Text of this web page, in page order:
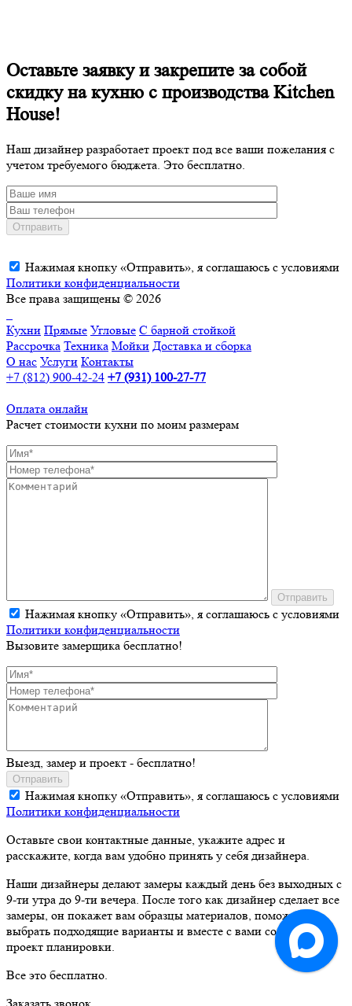
Оставьте заявку и закрепите за собой
скидку на кухню с производства Kitchen
House!
Наш дизайнер разработает проект под все ваши пожелания с
учетом требуемого бюджета. Это бесплатно.
Отправить
Нажимая кнопку «Отправить», я соглашаюсь с условиями
Политики конфиденциальности
Все права защищены © 2026
Кухни Прямые Угловые С барной стойкой
Рассрочка Техника Мойки Доставка и сборка
О нас Услуги Контакты
+7 (812) 900-42-24 +7 (931) 100-27-77
Оплата онлайн
Расчет стоимости кухни по моим размерам
Отправить
Нажимая кнопку «Отправить», я соглашаюсь с условиями
Политики конфиденциальности
Вызовите замерщика бесплатно!
Выезд, замер и проект - бесплатно!
Отправить
Нажимая кнопку «Отправить», я соглашаюсь с условиями
Политики конфиденциальности
Оставьте свои контактные данные, укажите адрес и
расскажите, когда вам удобно принять у себя дизайнера.
Наши дизайнеры делают замеры каждый день без выходных с
9-ти утра до 9-ти вечера. После того как дизайнер сделает все
замеры, он покажет вам образцы материалов, поможет
выбрать подходящие варианты и вместе с вами составит
проект планировки.
Все это бесплатно.
Заказать звонок